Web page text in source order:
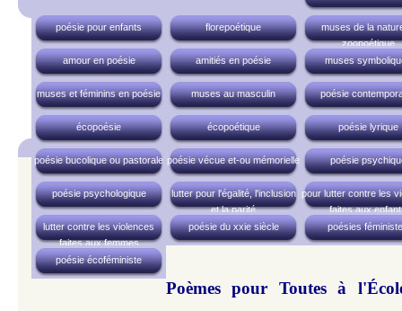
poésie pour enfants florepoétique
muses de la
zoopoétique
amour en poésie
amitiés en poésie muses
muses et féminins en poésie muses au masculin poésie
écopoésie écopoétique poésie lyrique
poésie bucolique ou pastorale poésie vécue et-ou mémorielle poésie
poésie psychologique
lutter pour l'égalité, l'inclusion
et la parité
pour lutter contre les
faites aux
lutter contre les violences
faites aux femmes
poésie du xxie siècle poésies
poésie écoféministe
Poèmes pour Toutes à